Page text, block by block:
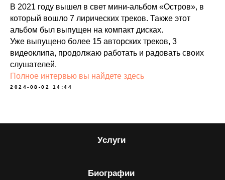
В 2021 году вышел в свет мини-альбом «Остров», в
который вошло 7 лирических треков. Также этот
альбом был выпущен на компакт дисках.
Уже выпущено более 15 авторских треков, 3
видеоклипа, продолжаю работать и радовать своих
слушателей.
Полное интервью вы найдете здесь
2024-08-02 14:44
Услуги
Биографии